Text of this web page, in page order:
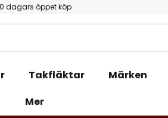
dagars öppet köp
Takfläktar
Märken
Mer